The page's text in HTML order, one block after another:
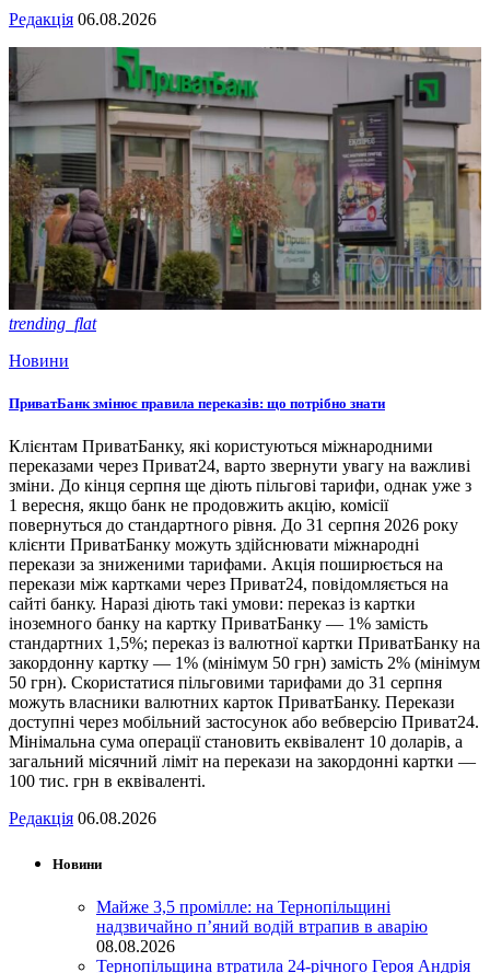
Редакція 06.08.2026
trending_flat
Новини
ПриватБанк змінює правила переказів: що потрібно знати
Клієнтам ПриватБанку, які користуються міжнародними
переказами через Приват24, варто звернути увагу на важливі
зміни. До кінця серпня ще діють пільгові тарифи, однак уже з
1 вересня, якщо банк не продовжить акцію, комісії
повернуться до стандартного рівня. До 31 серпня 2026 року
клієнти ПриватБанку можуть здійснювати міжнародні
перекази за зниженими тарифами. Акція поширюється на
перекази між картками через Приват24, повідомляється на
сайті банку. Наразі діють такі умови: переказ із картки
іноземного банку на картку ПриватБанку — 1% замість
стандартних 1,5%; переказ із валютної картки ПриватБанку на
закордонну картку — 1% (мінімум 50 грн) замість 2% (мінімум
50 грн). Скористатися пільговими тарифами до 31 серпня
можуть власники валютних карток ПриватБанку. Перекази
доступні через мобільний застосунок або вебверсію Приват24.
Мінімальна сума операції становить еквівалент 10 доларів, а
загальний місячний ліміт на перекази на закордонні картки —
100 тис. грн в еквіваленті.
Редакція 06.08.2026
Новини
Майже 3,5 промілле: на Тернопільщині
надзвичайно п’яний водій втрапив в аварію
08.08.2026
Тернопільщина втратила 24-річного Героя Андрія